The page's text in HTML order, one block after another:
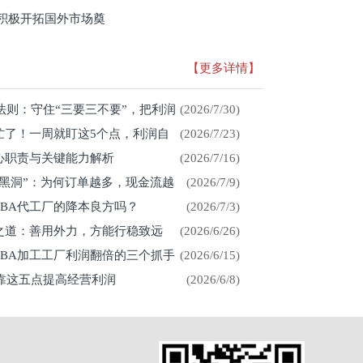
极开拓国外市场奠
【更多详情】
(2026/7/30)
：守住“三要三不要”，把利润
(2026/7/23)
！一周就盯这5个点，利润自
(2026/7/16)
职责与关键能力解析
(2026/7/9)
洞”：为何订单越多，现金流越
(2026/7/3)
代工厂的降本良方吗？
(2026/6/26)
：善用外力，方能行稳致远
(2026/6/15)
加工工厂利润翻倍的三个抓手
(2026/6/8)
这五点提高经营利润